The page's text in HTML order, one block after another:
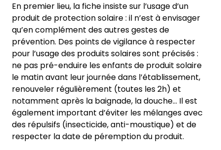
En premier lieu, la fiche insiste sur l’usage d’un
produit de protection solaire : il n’est à envisager
qu’en complément des autres gestes de
prévention. Des points de vigilance à respecter
pour l’usage des produits solaires sont précisés :
ne pas pré-enduire les enfants de produit solaire
le matin avant leur journée dans l’établissement,
renouveler régulièrement (toutes les 2h) et
notamment après la baignade, la douche… Il est
également important d’éviter les mélanges avec
des répulsifs (insecticide, anti-moustique) et de
respecter la date de péremption du produit.